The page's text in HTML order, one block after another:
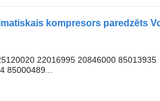
kompresors paredzēts
22016995 20846000 85013935
85000489...